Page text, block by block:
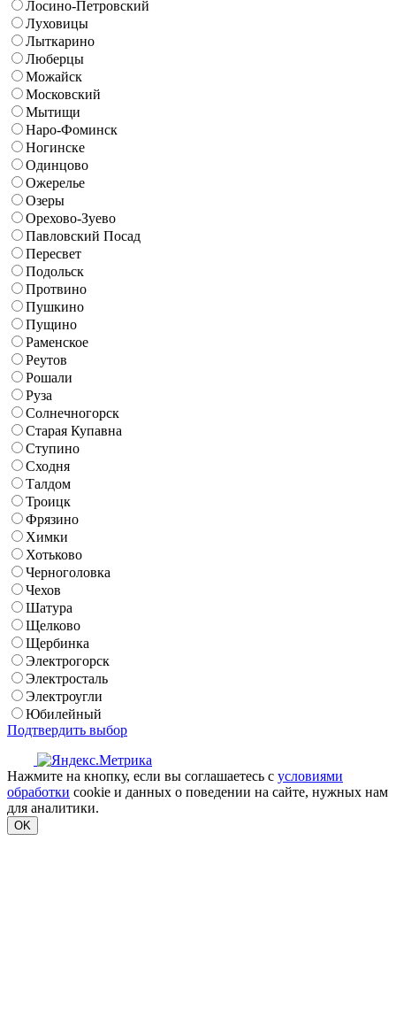
Лосино-Петровский
Луховицы
Лыткарино
Люберцы
Можайск
Московский
Мытищи
Наро-Фоминск
Ногинске
Одинцово
Ожерелье
Озеры
Орехово-Зуево
Павловский Посад
Пересвет
Подольск
Протвино
Пушкино
Пущино
Раменское
Реутов
Рошали
Руза
Солнечногорск
Старая Купавна
Ступино
Сходня
Талдом
Троицк
Фрязино
Химки
Хотьково
Черноголовка
Чехов
Шатура
Щелково
Щербинка
Электрогорск
Электросталь
Электроугли
Юбилейный
Подтвердить выбор
Нажмите на кнопку, если вы соглашаетесь с условиями
обработки cookie и данных о поведении на сайте, нужных нам
для аналитики.
OK